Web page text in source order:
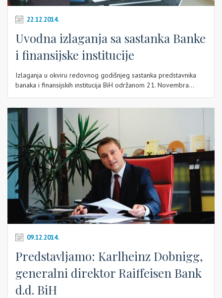
22.12.2014.
Uvodna izlaganja sa sastanka Banke
i finansijske institucije
Izlaganja u okviru redovnog godišnjeg sastanka predstavnika
banaka i finansijskih institucija BiH održanom 21. Novembra...
09.12.2014.
Predstavljamo: Karlheinz Dobnigg,
generalni direktor Raiffeisen Bank
d.d. BiH